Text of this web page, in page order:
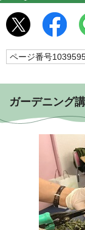
ページ番号
ガーデニング